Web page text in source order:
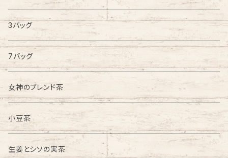
3バッグ
7バッグ
女神のブレンド茶
小豆茶
生姜とシソの実茶